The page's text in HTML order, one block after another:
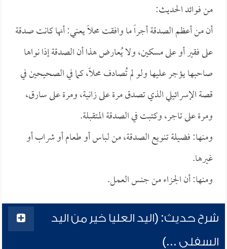
من فوائد الحديث:
أن من أعظم الصدقة أجراً ما وافقت محلاً يعني: أنها كانت صدقة
على فقير أو على مسكين، ولا يُعارض هذا أن الصدقة إذا نواها
صاحبها يؤجر عليها ولو لم تُصادف محلاً، كما في الصحيحين في
قصة الإسرائيلي الذي تصدق مرة على زانية، ومرة على سارق،
ومرة على تاجر، وكتبت في الصدقة المتقبلة.
ومنها: فضيلة تنويع الصدقة، من لباس أو طعام أو شراب أو
غيرها.
ومنها: أن الجزاء من جنس العمل.
شرح حديث: (اليد العليا خير من اليد
السفلى ...)